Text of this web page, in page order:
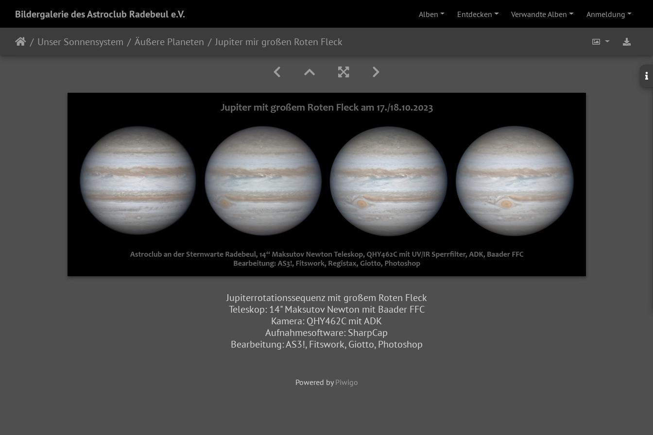
Bildergalerie des Astroclub Radebeul e.V. Alben Entdecken Verwandte Alben Anmeldung
Unser Sonnensystem Äußere Planeten Jupiter mir großen Roten Fleck
Jupiterrotationssequenz mit großem Roten Fleck
Teleskop: 14" Maksutov Newton mit Baader FFC
Kamera: QHY462C mit ADK
Aufnahmesoftware: SharpCap
Bearbeitung: AS3!, Fitswork, Giotto, Photoshop
Powered by Piwigo